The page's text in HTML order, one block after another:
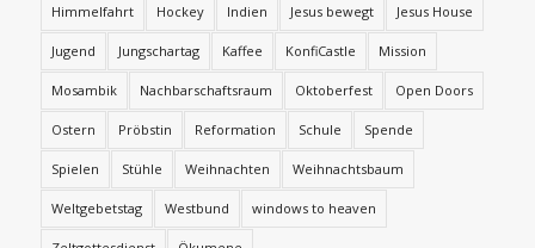
Himmelfahrt Hockey Indien Jesus bewegt Jesus House
Jugend Jungschartag Kaffee KonfiCastle Mission
Mosambik Nachbarschaftsraum Oktoberfest Open Doors
Ostern Pröbstin Reformation Schule Spende
Spielen Stühle Weihnachten Weihnachtsbaum
Weltgebetstag Westbund windows to heaven